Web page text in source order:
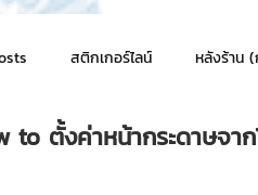
สติกเกอร์ไลน์ หลังร้าน
NFT for BRAND สติ๊กเกอร์ไลน์แ
to ตั้งค่าหน้ากระดาษจา